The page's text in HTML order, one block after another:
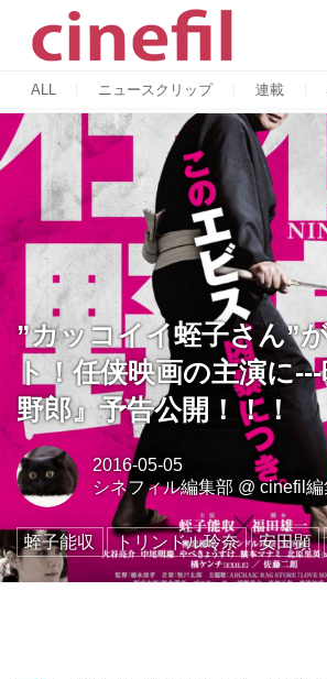
ALL ニュースクリップ 連載
”カッコイイ蛭子さん”
ト！任侠映画の主演に
野郎』予告公開！！！
2016-05-05
シネフィル編集部 @cinefil編
蛭子能収 トリンドル玲奈 安田顕